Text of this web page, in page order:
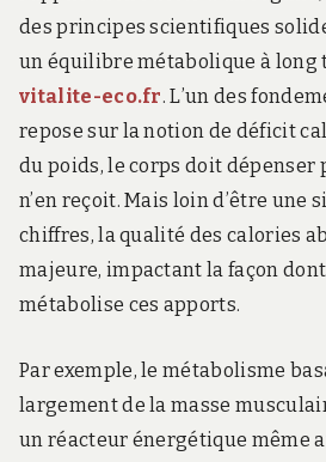
des principes scientifiques
un équilibre métabolique à long
vitalite-eco.fr. L’un des
repose sur la notion de déficit
du poids, le corps doit dépenser
n’en reçoit. Mais loin d’être une
chiffres, la qualité des calories
majeure, impactant la façon
métabolise ces apports.
Par exemple, le métabolisme
largement de la masse
un réacteur énergétique même